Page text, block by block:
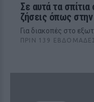
Σε αυτά τα
ζήσεις όπως στην
Για διακοπές στο
ΠΡΙΝ 139